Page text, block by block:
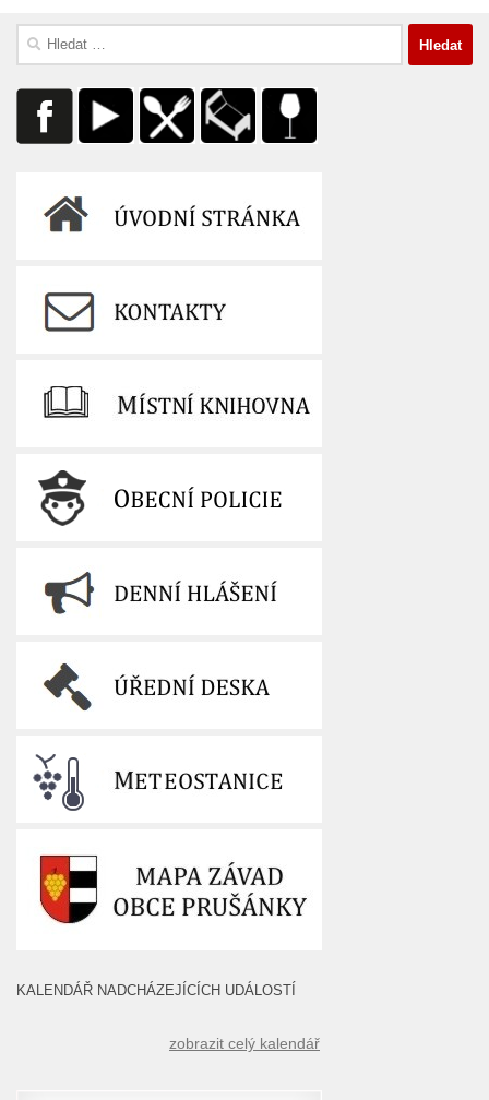
Vyhledávání
KALENDÁŘ NADCHÁZEJÍCÍCH UDÁLOSTÍ
zobrazit celý kalendář